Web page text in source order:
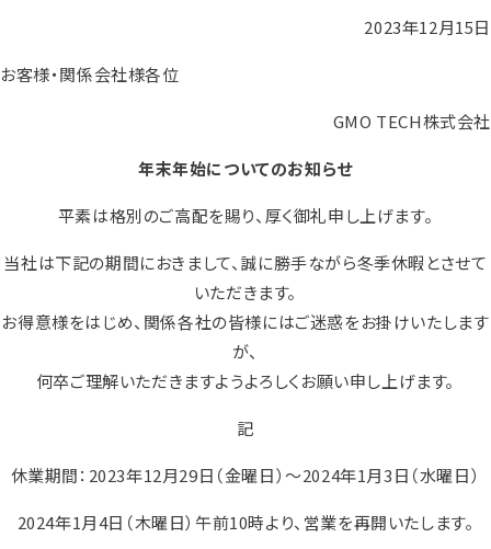
2023年12月15日
お客様・関係会社様各位
GMO TECH株式会社
年末年始についてのお知らせ
平素は格別のご高配を賜り、厚く御礼申し上げます。
当社は下記の期間におきまして、誠に勝手ながら冬季休暇とさせて
いただきます。
お得意様をはじめ、関係各社の皆様にはご迷惑をお掛けいたします
が、
何卒ご理解いただきますようよろしくお願い申し上げます。
記
休業期間：2023年12月29日（金曜日）～2024年1月3日（水曜日）
2024年1月4日（木曜日）午前10時より、営業を再開いたします。